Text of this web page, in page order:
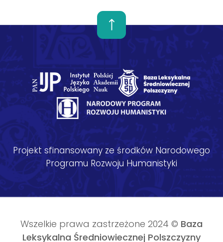
Projekt sfinansowany ze środków Narodowego
Programu Rozwoju Humanistyki
Wszelkie prawa zastrzeżone 2024 © Baza
Leksykalna Średniowiecznej Polszczyzny